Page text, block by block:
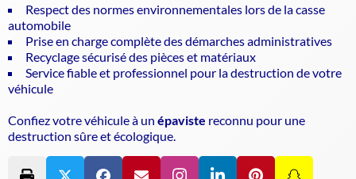
Respect des normes environnementales lors de la casse
automobile
Prise en charge complète des démarches administratives
Recyclage sécurisé des pièces et matériaux
Service fiable et professionnel pour la destruction de votre
véhicule
Confiez votre véhicule à un épaviste reconnu pour une
destruction sûre et écologique.